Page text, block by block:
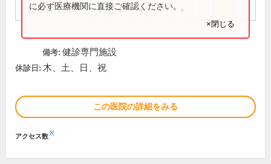
13:30～15:00 ● ● ●
に必ず医療機関に直接ご確認ください。
×閉じる
備考: 健診専門施設
休診日: 木、土、日、祝
この医院の詳細をみる
アクセス数※